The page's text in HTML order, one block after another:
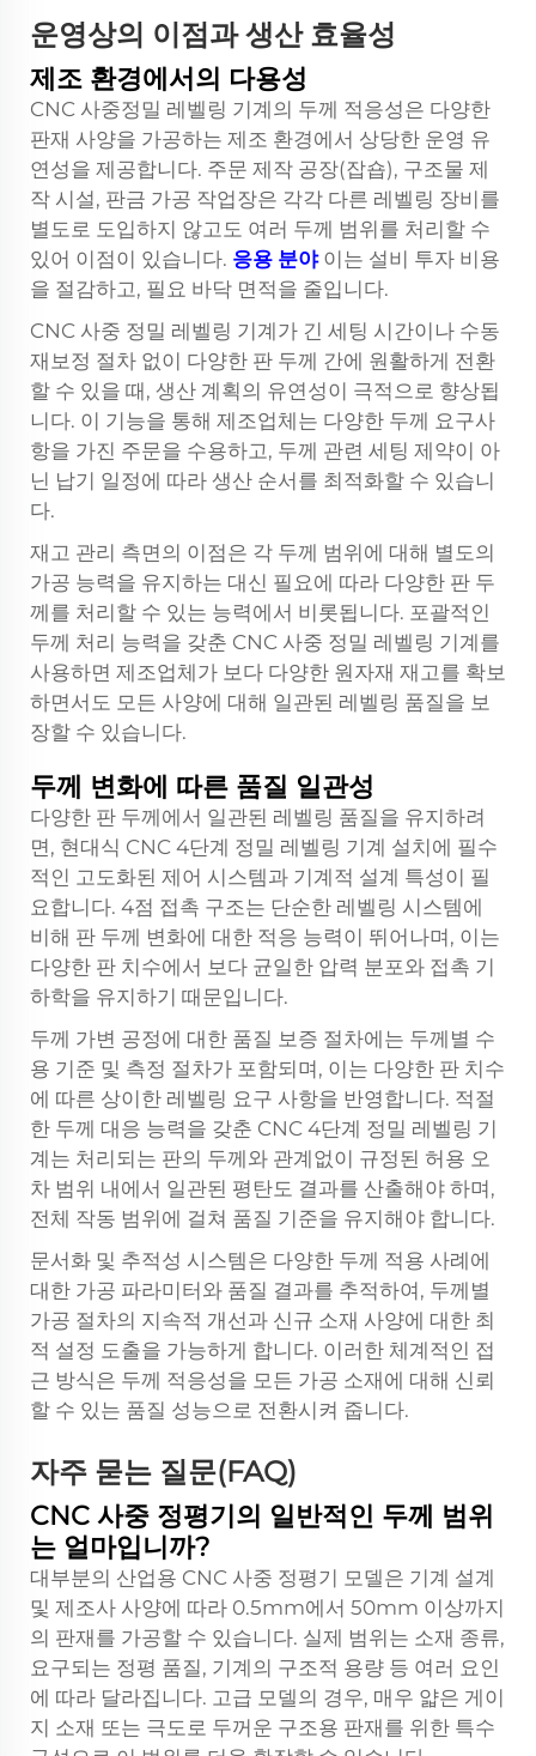
운영상의 이점과 생산 효율성
제조 환경에서의 다용성
CNC 사중정밀 레벨링 기계의 두께 적응성은 다양한
판재 사양을 가공하는 제조 환경에서 상당한 운영 유
연성을 제공합니다. 주문 제작 공장(잡숍), 구조물 제
작 시설, 판금 가공 작업장은 각각 다른 레벨링 장비를
별도로 도입하지 않고도 여러 두께 범위를 처리할 수
있어 이점이 있습니다. 응용 분야 이는 설비 투자 비용
을 절감하고, 필요 바닥 면적을 줄입니다.
CNC 사중 정밀 레벨링 기계가 긴 세팅 시간이나 수동
재보정 절차 없이 다양한 판 두께 간에 원활하게 전환
할 수 있을 때, 생산 계획의 유연성이 극적으로 향상됩
니다. 이 기능을 통해 제조업체는 다양한 두께 요구사
항을 가진 주문을 수용하고, 두께 관련 세팅 제약이 아
닌 납기 일정에 따라 생산 순서를 최적화할 수 있습니
다.
재고 관리 측면의 이점은 각 두께 범위에 대해 별도의
가공 능력을 유지하는 대신 필요에 따라 다양한 판 두
께를 처리할 수 있는 능력에서 비롯됩니다. 포괄적인
두께 처리 능력을 갖춘 CNC 사중 정밀 레벨링 기계를
사용하면 제조업체가 보다 다양한 원자재 재고를 확보
하면서도 모든 사양에 대해 일관된 레벨링 품질을 보
장할 수 있습니다.
두께 변화에 따른 품질 일관성
다양한 판 두께에서 일관된 레벨링 품질을 유지하려
면, 현대식 CNC 4단계 정밀 레벨링 기계 설치에 필수
적인 고도화된 제어 시스템과 기계적 설계 특성이 필
요합니다. 4점 접촉 구조는 단순한 레벨링 시스템에
비해 판 두께 변화에 대한 적응 능력이 뛰어나며, 이는
다양한 판 치수에서 보다 균일한 압력 분포와 접촉 기
하학을 유지하기 때문입니다.
두께 가변 공정에 대한 품질 보증 절차에는 두께별 수
용 기준 및 측정 절차가 포함되며, 이는 다양한 판 치수
에 따른 상이한 레벨링 요구 사항을 반영합니다. 적절
한 두께 대응 능력을 갖춘 CNC 4단계 정밀 레벨링 기
계는 처리되는 판의 두께와 관계없이 규정된 허용 오
차 범위 내에서 일관된 평탄도 결과를 산출해야 하며,
전체 작동 범위에 걸쳐 품질 기준을 유지해야 합니다.
문서화 및 추적성 시스템은 다양한 두께 적용 사례에
대한 가공 파라미터와 품질 결과를 추적하여, 두께별
가공 절차의 지속적 개선과 신규 소재 사양에 대한 최
적 설정 도출을 가능하게 합니다. 이러한 체계적인 접
근 방식은 두께 적응성을 모든 가공 소재에 대해 신뢰
할 수 있는 품질 성능으로 전환시켜 줍니다.
자주 묻는 질문(FAQ)
CNC 사중 정평기의 일반적인 두께 범위
는 얼마입니까?
대부분의 산업용 CNC 사중 정평기 모델은 기계 설계
및 제조사 사양에 따라 0.5mm에서 50mm 이상까지
의 판재를 가공할 수 있습니다. 실제 범위는 소재 종류,
요구되는 정평 품질, 기계의 구조적 용량 등 여러 요인
에 따라 달라집니다. 고급 모델의 경우, 매우 얇은 게이
지 소재 또는 극도로 두꺼운 구조용 판재를 위한 특수